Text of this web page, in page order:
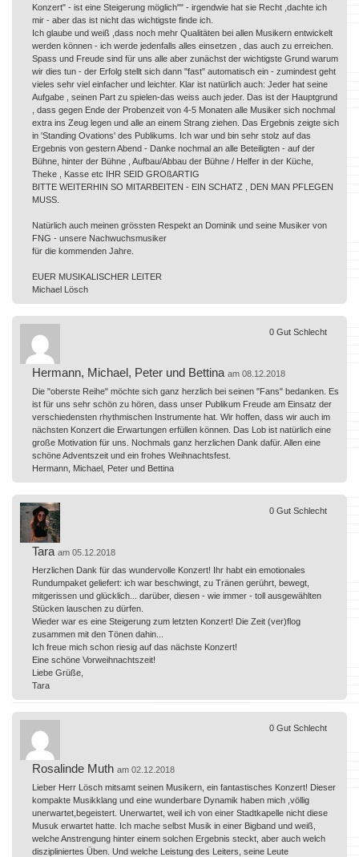
Konzert" - ist eine Steigerung möglich"" - irgendwie hat sie Recht ,dachte ich
mir - aber das ist nicht das wichtigste finde ich.
Ich glaube und weiß ,dass noch mehr Qualitäten bei allen Musikern entwickelt
werden können - ich werde jedenfalls alles einsetzen , das auch zu erreichen.
Spass und Freude sind für uns alle aber zunächst der wichtigste Grund warum
wir dies tun - der Erfolg stellt sich dann "fast" automatisch ein - zumindest geht
vieles sehr viel einfacher und leichter. Klar ist natürlich auch: Jeder hat seine
Aufgabe , seinen Part zu spielen-das weiss auch jeder. Das ist der Hauptgrund
, dass gegen Ende der Probenzeit von 4-5 Monaten alle Musiker sich nochmal
extra ins Zeug legen und alle an einem Strang ziehen. Das Ergebnis zeigte sich
in 'Standing Ovations' des Publikums. Ich war und bin sehr stolz auf das
Ergebnis von gestern Abend - Danke nochmal an alle Beteiligten - auf der
Bühne, hinter der Bühne , Aufbau/Abbau der Bühne / Helfer in der Küche,
Theke , Kasse etc IHR SEID GROßARTIG
BITTE WEITERHIN SO MITARBEITEN - EIN SCHATZ , DEN MAN PFLEGEN
MUSS.
Natürlich auch meinen grössten Respekt an Dominik und seine Musiker von
FNG - unsere Nachwuchsmusiker
für die kommenden Jahre.
EUER MUSIKALISCHER LEITER
Michael Lösch
Hermann, Michael, Peter und Bettina am 08.12.2018
Die "oberste Reihe" möchte sich ganz herzlich bei seinen "Fans" bedanken. Es
ist für uns sehr schön zu hören, dass unser Publikum Freude am Einsatz der
verschiedensten rhythmischen Instrumente hat. Wir hoffen, dass wir auch im
nächsten Konzert die Erwartungen erfüllen können. Das Lob ist natürlich eine
große Motivation für uns. Nochmals ganz herzlichen Dank dafür. Allen eine
schöne Adventszeit und ein frohes Weihnachtsfest.
Hermann, Michael, Peter und Bettina
0 Gut Schlecht
Tara am 05.12.2018
Herzlichen Dank für das wundervolle Konzert! Ihr habt ein emotionales
Rundumpaket geliefert: ich war beschwingt, zu Tränen gerührt, bewegt,
mitgerissen und glücklich... darüber, diesen - wie immer - toll ausgewählten
Stücken lauschen zu dürfen.
Wieder war es eine Steigerung zum letzten Konzert! Die Zeit (ver)flog
zusammen mit den Tönen dahin...
Ich freue mich schon riesig auf das nächste Konzert!
Eine schöne Vorweihnachtszeit!
Liebe Grüße,
Tara
0 Gut Schlecht
Rosalinde Muth am 02.12.2018
Lieber Herr Lösch mitsamt seinen Musikern, ein fantastisches Konzert! Dieser
kompakte Musikklang und eine wunderbare Dynamik haben mich ,völlig
unerwartet,begeistert. Unerwartet, weil ich von einer Stadtkapelle nicht diese
Musuk erwartet hatte. Ich mache selbst Musik in einer Bigband und weiß,
welche Anstrengung hinter einem solchen Ergebnis steckt, aber auch welch
diszipliniertes Üben. Und welche Leistung des Leiters, seine Leute
0 Gut Schlecht